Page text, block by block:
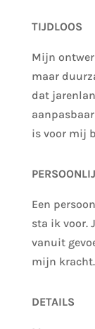
TIJDLOOS
Mijn
maar
dat
is voor mij
Een
sta ik voor.
vanuit
mijn kracht.
DETAILS